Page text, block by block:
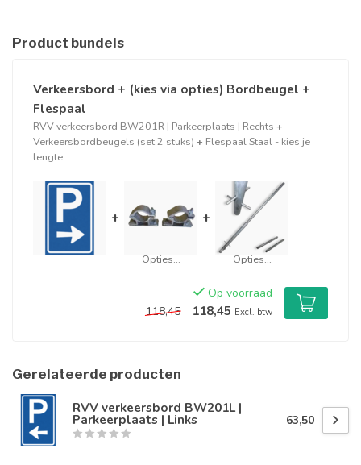
Product bundels
Verkeersbord + (kies via opties) Bordbeugel +
Flespaal
RVV verkeersbord BW201R | Parkeerplaats | Rechts +
Verkeersbordbeugels (set 2 stuks) + Flespaal Staal - kies je
lengte
+
Opties...
+
Opties...
Op voorraad
118,45
118,45 Excl. btw
Gerelateerde producten
RVV verkeersbord BW201L |
Parkeerplaats | Links 63,50